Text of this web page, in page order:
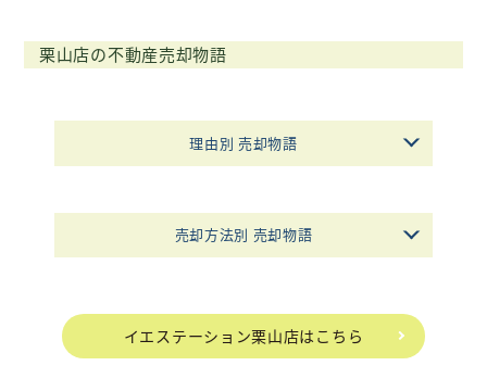
栗山店の不動産売却物語
理由別 売却物語
売却方法別 売却物語
イエステーション栗山店はこちら